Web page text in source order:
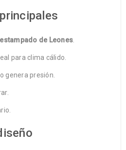
estampado de Leones.
para clima cálido.
genera presión.